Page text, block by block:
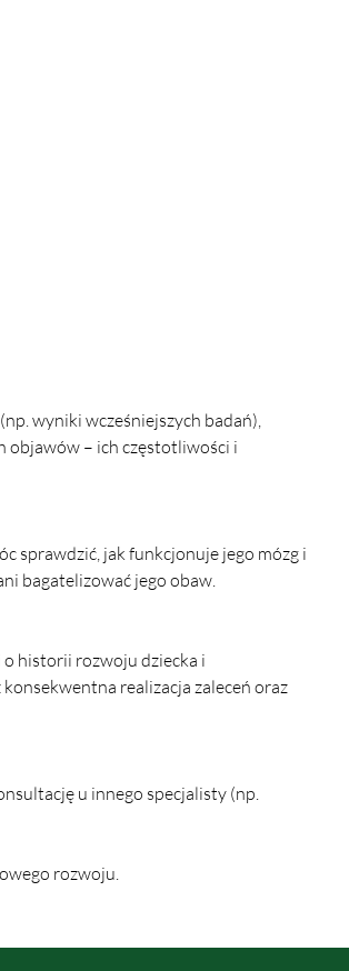
wyniki wcześniejszych badań),
objawów – ich częstotliwości i
sprawdzić, jak funkcjonuje jego mózg i
bagatelizować jego obaw.
historii rozwoju dziecka i
realizacja zaleceń oraz
u innego specjalisty (np.
rozwoju.